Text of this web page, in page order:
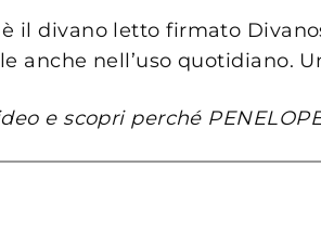
è il divano letto firmato
anche nell’uso quotidiano.
e scopri perché